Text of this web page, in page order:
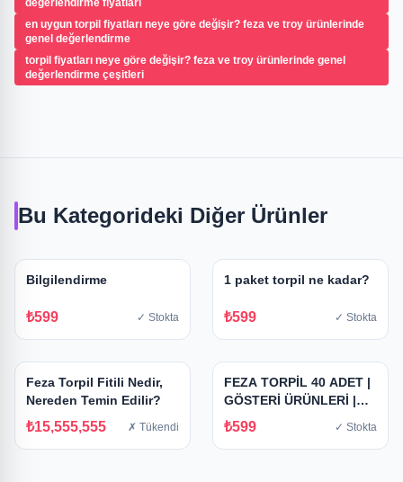
değerlendirme fiyatları
en uygun torpil fiyatları neye göre değişir? feza ve troy ürünlerinde
genel değerlendirme
torpil fiyatları neye göre değişir? feza ve troy ürünlerinde genel
değerlendirme çeşitleri
Bu Kategorideki Diğer Ürünler
Bilgilendirme
₺599 ✓ Stokta
1 paket torpil ne kadar?
₺599 ✓ Stokta
Feza Torpil Fitili Nedir,
Nereden Temin Edilir?
₺15,555,555 ✗ Tükendi
FEZA TORPİL 40 ADET |
GÖSTERİ ÜRÜNLERİ |
VENÜS MARKA
₺599 ✓ Stokta